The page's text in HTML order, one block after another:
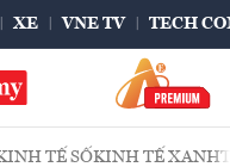
XE VNE TV TECH
TẾ SỐKINH TẾ XANH